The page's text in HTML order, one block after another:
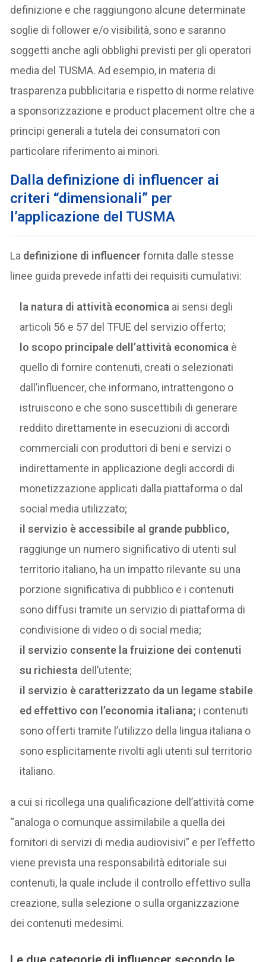
definizione e che raggiungono alcune determinate
soglie di follower e/o visibilità, sono e saranno
soggetti anche agli obblighi previsti per gli operatori
media del TUSMA. Ad esempio, in materia di
trasparenza pubblicitaria e rispetto di norme relative
a sponsorizzazione e product placement oltre che a
principi generali a tutela dei consumatori con
particolare riferimento ai minori.
Dalla definizione di influencer ai
criteri “dimensionali” per
l’applicazione del TUSMA
La definizione di influencerfornita dalle stesse
linee guida prevede infatti dei requisiti cumulativi:
la natura di attività economica ai sensi degli
articoli 56 e 57 del TFUE del servizio offerto;
lo scopo principale dell’attività economica è
quello di fornire contenuti, creati o selezionati
dall’influencer, che informano, intrattengono o
istruiscono e che sono suscettibili di generare
reddito direttamente in esecuzioni di accordi
commerciali con produttori di beni e servizi o
indirettamente in applicazione degli accordi di
monetizzazione applicati dalla piattaforma o dal
social media utilizzato;
il servizio è accessibile al grande pubblico,
raggiunge un numero significativo di utenti sul
territorio italiano, ha un impatto rilevante su una
porzione significativa di pubblico e i contenuti
sono diffusi tramite un servizio di piattaforma di
condivisione di video o di social media;
il servizio consente la fruizione dei contenuti
su richiesta dell’utente;
il servizio è caratterizzato da un legame stabile
ed effettivo con l’economia italiana; i contenuti
sono offerti tramite l’utilizzo della lingua italiana o
sono esplicitamente rivolti agli utenti sul territorio
italiano.
a cui si ricollega una qualificazione dell’attività come
“analoga o comunque assimilabile a quella dei
fornitori di servizi di media audiovisivi” e per l’effetto
viene prevista una responsabilità editoriale sui
contenuti, la quale include il controllo effettivo sulla
creazione, sulla selezione o sulla organizzazione
dei contenuti medesimi.